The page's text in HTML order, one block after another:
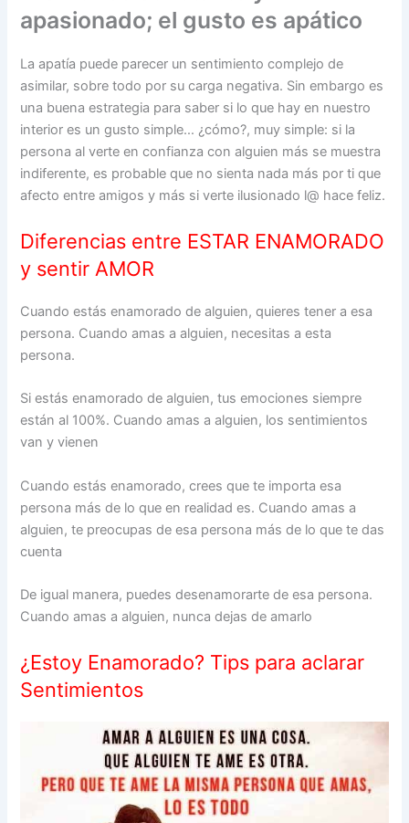
apasionado; el gusto es apático
La apatía puede parecer un sentimiento complejo de
asimilar, sobre todo por su carga negativa. Sin embargo es
una buena estrategia para saber si lo que hay en nuestro
interior es un gusto simple… ¿cómo?, muy simple: si la
persona al verte en confianza con alguien más se muestra
indiferente, es probable que no sienta nada más por ti que
afecto entre amigos y más si verte ilusionado l@ hace feliz.
Diferencias entre ESTAR ENAMORADO
y sentir AMOR
Cuando estás enamorado de alguien, quieres tener a esa
persona. Cuando amas a alguien, necesitas a esta
persona.
Si estás enamorado de alguien, tus emociones siempre
están al 100%. Cuando amas a alguien, los sentimientos
van y vienen
Cuando estás enamorado, crees que te importa esa
persona más de lo que en realidad es. Cuando amas a
alguien, te preocupas de esa persona más de lo que te das
cuenta
De igual manera, puedes desenamorarte de esa persona.
Cuando amas a alguien, nunca dejas de amarlo
¿Estoy Enamorado? Tips para aclarar
Sentimientos